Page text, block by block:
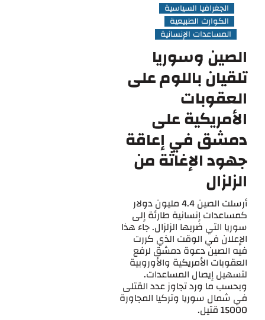
الجغرافيا السياسية
الكوارث الطبيعية
المساعدات الإنسانية
الصين وسوريا
تلقيان باللوم على
العقوبات
الأمريكية على
دمشق في إعاقة
جهود الإغاثة من
الزلزال
أرسلت الصين 4.4 مليون دولار
كمساعدات إنسانية طارئة إلى
سوريا التي ضربها الزلزال. جاء هذا
الإعلان في الوقت الذي كررت
فيه الصين دعوة دمشق لرفع
العقوبات الأمريكية والأوروبية
لتسهيل إيصال المساعدات.
وبحسب ما ورد تجاوز عدد القتلى
في شمال سوريا وتركيا المجاورة
15000 قتيل.